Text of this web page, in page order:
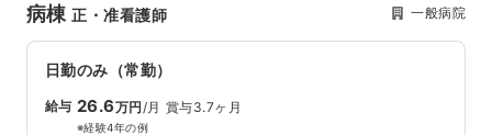
病棟正・准看護師 一般病院
日勤のみ（常勤）
給与 26.6万円 /月 賞与3.7ヶ月
※経験4年の例